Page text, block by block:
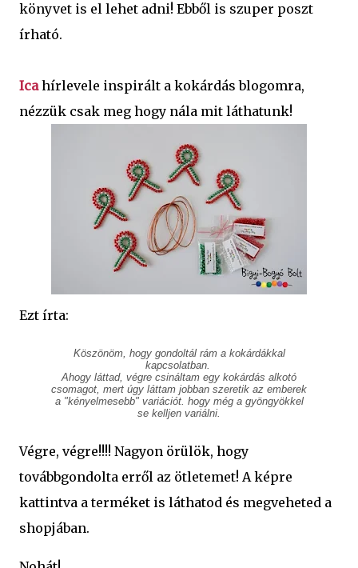
könyvet is el lehet adni! Ebből is szuper poszt
írható.
Icahírlevele inspirált a kokárdás blogomra,
nézzük csak meg hogy nála mit láthatunk!
Ezt írta:
Köszönöm, hogy gondoltál rám a kokárdákkal
kapcsolatban.
Ahogy láttad, végre csináltam egy kokárdás alkotó
csomagot, mert úgy láttam jobban szeretik az emberek
a "kényelmesebb" variációt. hogy még a gyöngyökkel
se kelljen variálni.
Végre, végre!!!! Nagyon örülök, hogy
továbbgondolta erről az ötletemet! A képre
kattintva a terméket is láthatod és megveheted a
shopjában.